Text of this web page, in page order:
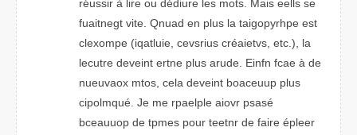
réusisr à lrie ou dédriue les mtos. Mais elels se
futnaiegt vite. Qanud en plus la taiogpyrhpe est
cxolepme (iqtaluie, civeusrs créaivtes, etc.), la
ltcuere deveint entre plus arude. Efinn face à de
nuoavuex mtos, cela denievt baocuuep plus
cpiolqmué. Je me rpleaple aiovr passé
bceauoup de tpems pour ttneer de fraie épeler